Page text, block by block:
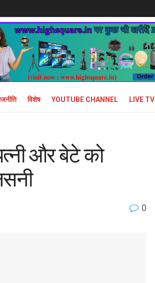
विशेष YOUTUBE CHANNEL LIVE TV
और बेटे को
0